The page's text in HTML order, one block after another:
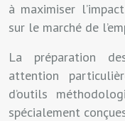
à maximiser
sur le marché de
La préparation
attention
d’outils
spécialement